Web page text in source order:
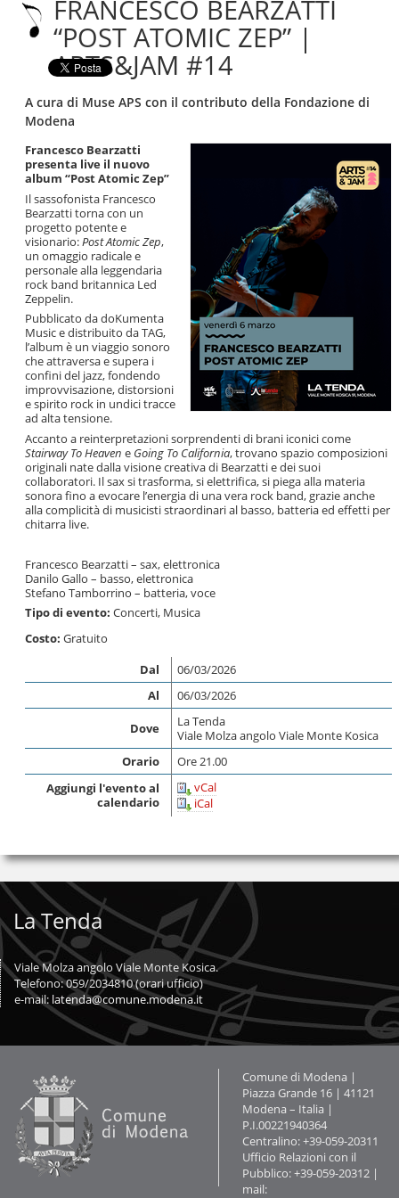
Salta
navigazione
FRANCESCO BEARZATTI
“POST ATOMIC ZEP” |
ARTS&JAM #14
A cura di Muse APS con il contributo della Fondazione di
Modena
Francesco Bearzatti
presenta live il nuovo
album “Post Atomic Zep”
Il sassofonista Francesco
Bearzattitorna con un
progetto potente e
visionario:Post Atomic Zep,
un omaggio radicale e
personale alla leggendaria
rock band britannica Led
Zeppelin.
Pubblicato dadoKumenta
Musice distribuito daTAG,
l’album è un viaggio sonoro
che attraversa e supera i
confini del jazz, fondendo
improvvisazione, distorsioni
e spirito rock in undici tracce
ad alta tensione.
Accanto a reinterpretazioni sorprendenti di brani iconici come
Stairway To Heaven e Going To California, trovano spazio composizioni
originali nate dalla visione creativa di Bearzatti e dei suoi
collaboratori. Il sax si trasforma, si elettrifica, si piega alla materia
sonora fino a evocare l’energia di una vera rock band, grazie anche
alla complicità di musicisti straordinari al basso, batteria ed effetti per
chitarra live.
Francesco Bearzatti – sax, elettronica
Danilo Gallo – basso, elettronica
Stefano Tamborrino – batteria, voce
Tipo di evento: Concerti, Musica
Costo: Gratuito
Dal
06/03/2026
Al
06/03/2026
Dove
La Tenda
Viale Molza angolo Viale Monte Kosica
Orario
Ore 21.00
Aggiungi l'evento al
calendario
vCal
iCal
La Tenda
Viale Molza angolo Viale Monte Kosica.
Telefono: 059/2034810 (orari ufficio)
e-mail: latenda@comune.modena.it
Contatti
Comune di Modena |
Piazza Grande 16 | 41121
Modena – Italia |
P.I.00221940364
Centralino: +39-059-20311
Ufficio Relazioni con il
Pubblico: +39-059-20312 |
mail: